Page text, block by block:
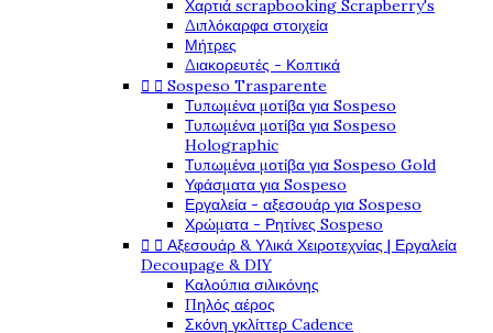
Χαρτιά scrapbooking Scrapberry's
Διπλόκαρφα στοιχεία
Μήτρες
Διακορευτές - Κοπτικά
  Sospeso Trasparente
Τυπωμένα μοτίβα για Sospeso
Τυπωμένα μοτίβα για Sospeso
Holographic
Τυπωμένα μοτίβα για Sospeso Gold
Υφάσματα για Sospeso
Εργαλεία - αξεσουάρ για Sospeso
Χρώματα - Ρητίνες Sospeso
  Αξεσουάρ & Υλικά Χειροτεχνίας | Εργαλεία
Decoupage & DIY
Καλούπια σιλικόνης
Πηλός αέρος
Σκόνη γκλίττερ Cadence